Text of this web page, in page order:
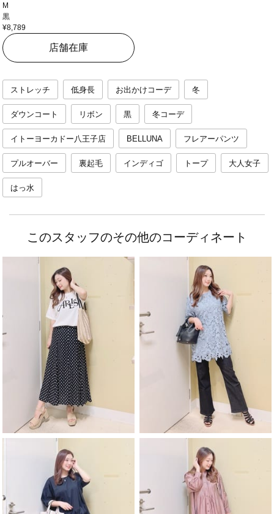
M
黒
¥8,789
店舗在庫
ストレッチ 低身長 お出かけコーデ 冬
ダウンコート リボン 黒 冬コーデ
イトーヨーカドー八王子店 BELLUNA フレアーパンツ
プルオーバー 裏起毛 インディゴ トープ 大人女子
はっ水
このスタッフのその他のコーディネート